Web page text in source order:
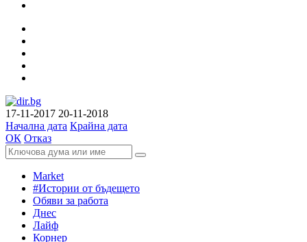
17-11-2017 20-11-2018
Начална дата Крайна дата
ОК Отказ
Market
#Истории от бъдещето
Обяви за работа
Днес
Лайф
Корнер